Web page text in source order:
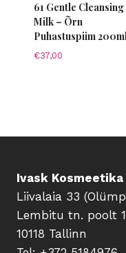
61 Gentle Cleansing
Milk – Õrn
Puhastuspiim
€37,00
Ivask Kosmeetika
Liivalaia 33
Lembitu tn. poolt
10118 Tallinn